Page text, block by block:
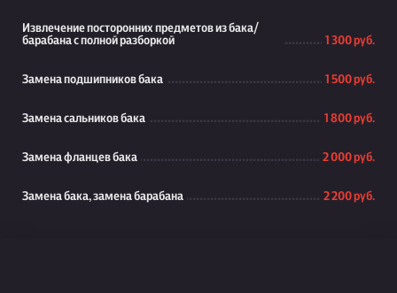
Извлечение посторонних предметов из бака/
барабана с полной разборкой
1 300 руб.
Замена подшипников бака 1 500 руб.
Замена сальников бака 1 800 руб.
Замена фланцев бака 2 000 руб.
Замена бака, замена барабана 2 200 руб.